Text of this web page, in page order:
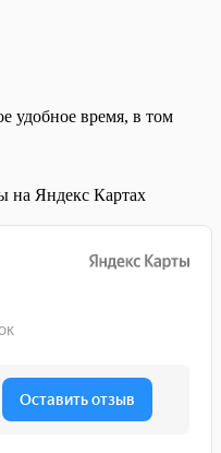
удобное время, в том
на Яндекс Картах